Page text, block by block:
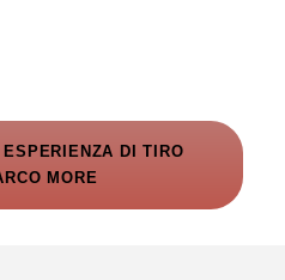
DI TIRO
MORE